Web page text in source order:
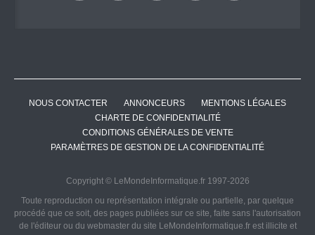
NOUS CONTACTER ANNONCEURS
MENTIONS LÉGALES
CHARTE DE CONFIDENTIALITÉ
CONDITIONS GÉNÉRALES DE VENTE
PARAMÈTRES DE GESTION DE LA CONFIDENTIALITÉ
Copyright © LeMondeInformatique.fr 1997-2026
Toute reproduction ou représentation intégrale ou partielle, par quelque
procédé que ce soit, des pages publiées sur ce site, faite sans l'autorisation
de l'éditeur ou du webmaster du site LeMondeInformatique.fr est illicite et